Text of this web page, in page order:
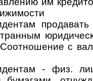
с
- физ.